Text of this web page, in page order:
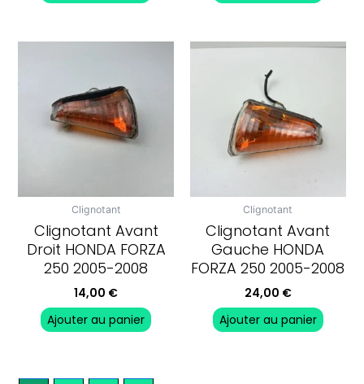
Clignotant
Clignotant Avant
Droit HONDA FORZA
250 2005-2008
14,00 €
Ajouter au panier
Clignotant
Clignotant Avant
Gauche HONDA
FORZA 250 2005-2008
24,00 €
Ajouter au panier